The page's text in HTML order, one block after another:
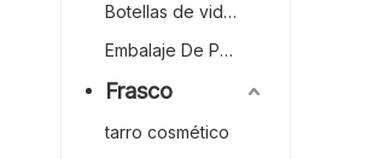
Botellas de vidrio
Embalaje De Palo De Contorno/rubor
Frasco
tarro cosmético